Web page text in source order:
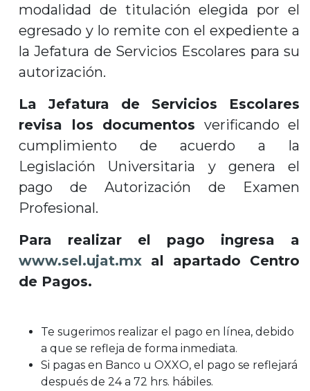
modalidad de titulación elegida por el
egresado y lo remite con el expediente a
la Jefatura de Servicios Escolares para su
autorización.
La Jefatura de Servicios Escolares
revisa los documentos verificando el
cumplimiento de acuerdo a la
Legislación Universitaria y genera el
pago de Autorización de Examen
Profesional.
Para realizar el pago ingresa a
www.sel.ujat.mx al apartado Centro
de Pagos.
Te sugerimos realizar el pago en línea, debido
a que se refleja de forma inmediata.
Si pagas en Banco u OXXO, el pago se reflejará
después de 24 a 72 hrs. hábiles.